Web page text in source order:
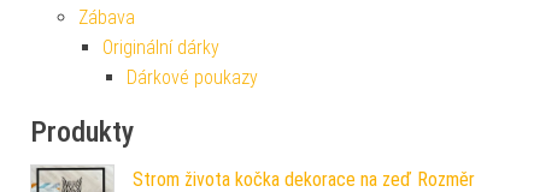
Zábava
Originální dárky
Dárkové poukazy
Produkty
Strom života kočka dekorace na zeď Rozměr